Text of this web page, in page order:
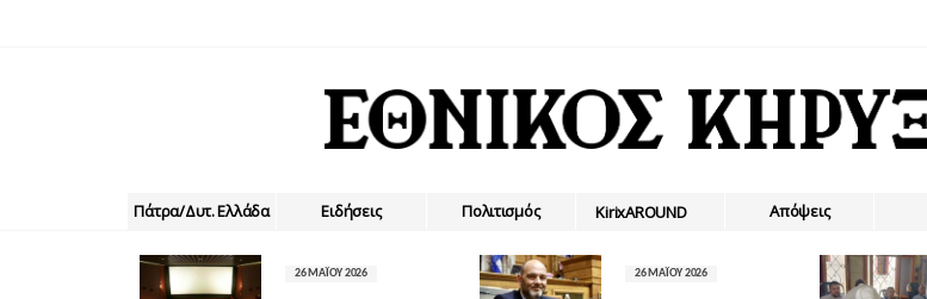
Πάτρα/Δυτ. Ελλάδα Ειδήσεις Πολιτισμός ΚirixAROUND Απόψεις
26 ΜΑΪ́ΟΥ 2026 26 ΜΑΪ́ΟΥ 2026